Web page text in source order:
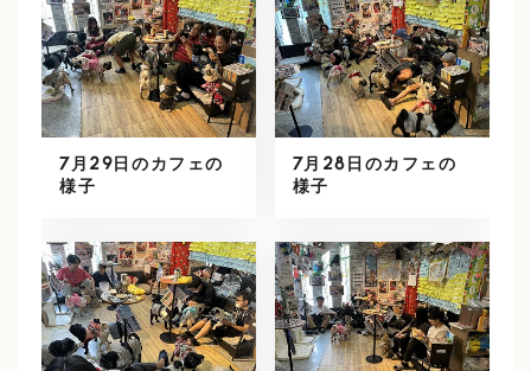
7月29日のカフェの
様子
7月28日のカフェの
様子